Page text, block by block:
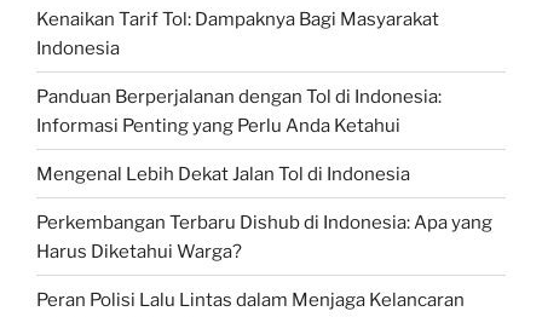
Kenaikan Tarif Tol: Dampaknya Bagi Masyarakat
Indonesia
Panduan Berperjalanan dengan Tol di Indonesia:
Informasi Penting yang Perlu Anda Ketahui
Mengenal Lebih Dekat Jalan Tol di Indonesia
Perkembangan Terbaru Dishub di Indonesia: Apa yang
Harus Diketahui Warga?
Peran Polisi Lalu Lintas dalam Menjaga Kelancaran